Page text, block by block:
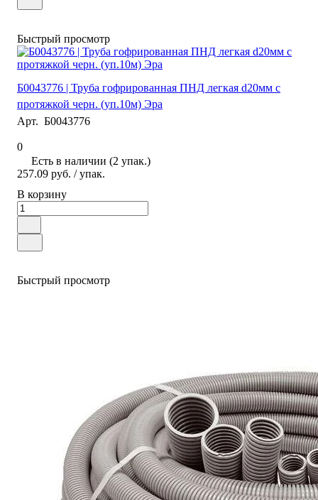
Быстрый просмотр
Б0043776 | Труба гофрированная ПНД легкая d20мм с
протяжкой черн. (уп.10м) Эра
Арт. Б0043776
0
Есть в наличии (2 упак.)
257.09 руб. / упак.
В корзину
Быстрый просмотр